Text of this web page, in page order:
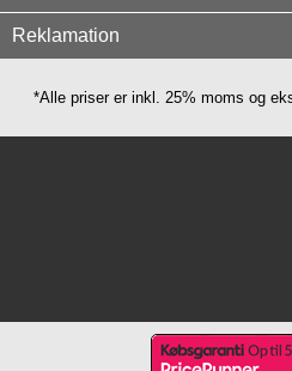
Reklamation
*Alle priser er inkl. 25% moms og